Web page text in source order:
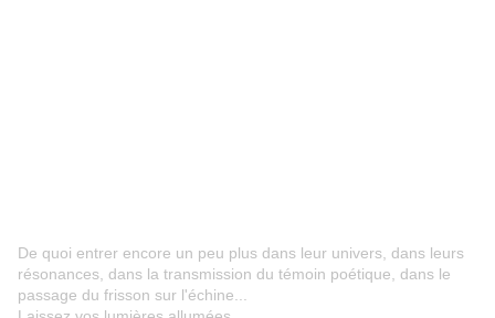
De quoi entrer encore un peu plus dans leur univers, dans leurs
résonances, dans la transmission du témoin poétique, dans le
passage du frisson sur l'échine...